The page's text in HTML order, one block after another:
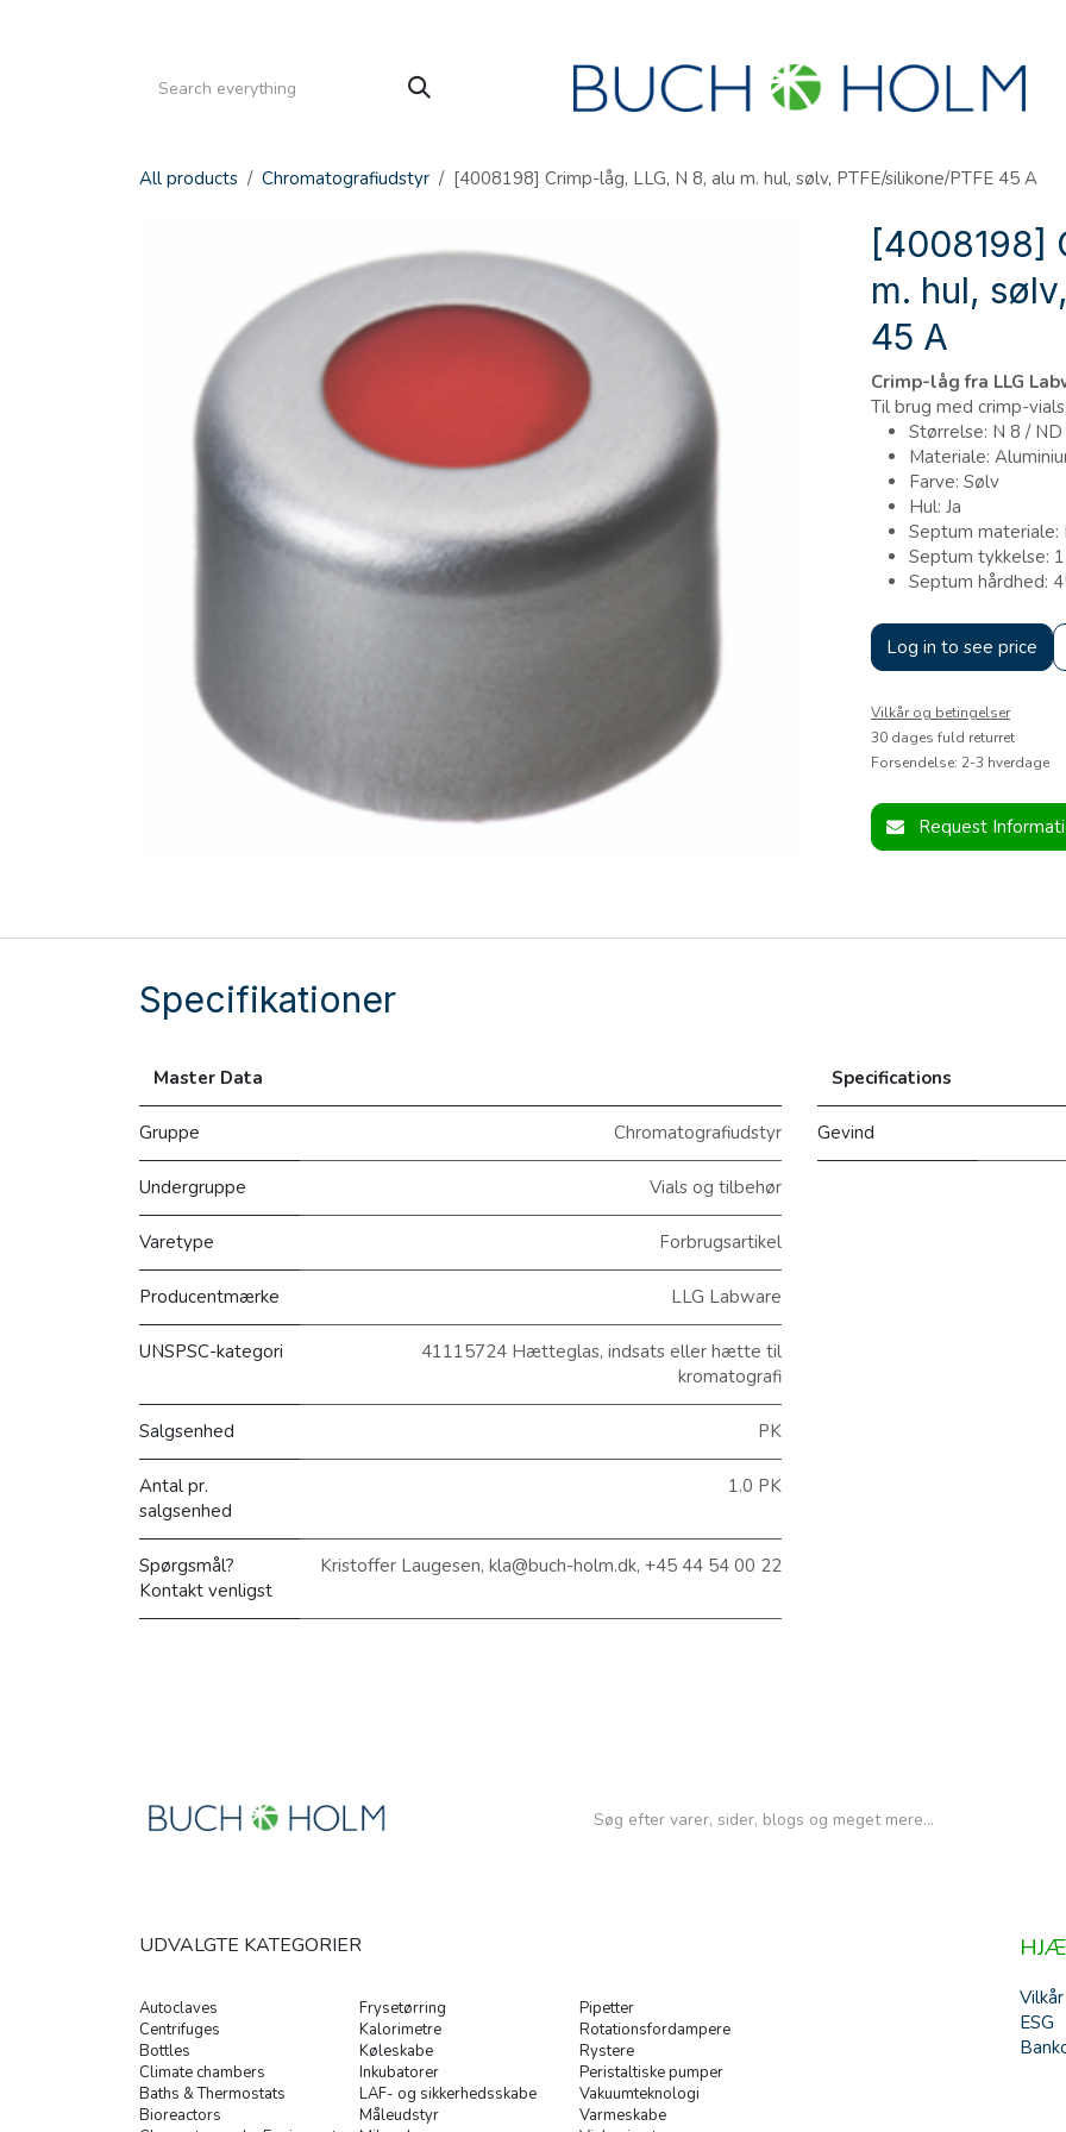
All products Chromatografiudstyr [4008198] Crimp-låg, LLG, N 8, alu m. hul, sølv, PTFE/silikone/PTFE 45 A
[4008198]
m. hul,
45 A
Crimp-låg fra LLG
Til brug med crimp-
Størrelse: N 8 /
Materiale:
Farve: Sølv
Hul: Ja
Septum materiale:
Septum tykkelse:
Septum hårdhed:
Log in to see price
Vilkår og betingelser
30 dages fuld returret
Forsendelse: 2-3 hverdage
Request
Specifikationer
Master Data
Gruppe Chromatografiudstyr
Undergruppe Vials og tilbehør
Varetype Forbrugsartikel
Producentmærke LLG Labware
UNSPSC-kategori
41115724 Hætteglas, indsats eller hætte til
kromatografi
Salgsenhed PK
Antal pr.
salgsenhed
1.0 PK
Spørgsmål?
Kontakt venligst
Kristoffer Laugesen, kla@buch-holm.dk, +45 44 54 00 22
Specifications
Gevind
Autoclaves
Centrifuges
Bottles
Climate chambers
Baths & Thermostats
Bioreactors
Frysetørring
Kalorimetre
Køleskabe
Inkubatorer
LAF- og sikkerhedsskabe
Måleudstyr
Pipetter
Rotationsfordampere
Rystere
Peristaltiske pumper
Vakuumteknologi
Varmeskabe
UDVALGTE KATEGORIER
Vilkår
ESG